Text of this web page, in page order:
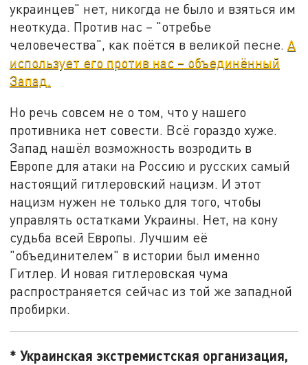
украинцев" нет, никогда не было и взяться им
неоткуда. Против нас – "отребье
человечества", как поётся в великой песне.А
использует его против нас – объединённый
Запад.
Но речь совсем не о том, что у нашего
противника нет совести. Всё гораздо хуже.
Запад нашёл возможность возродить в
Европе для атаки на Россию и русских самый
настоящий гитлеровский нацизм. И этот
нацизм нужен не только для того, чтобы
управлять остатками Украины. Нет, на кону
судьба всей Европы. Лучшим её
"объединителем" в истории был именно
Гитлер. И новая гитлеровская чума
распространяется сейчас из той же западной
пробирки.
* Украинская экстремистская организация,